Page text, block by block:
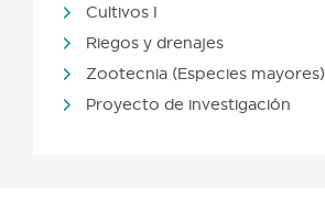
Cultivos I
Riegos y drenajes
Zootecnia (Especies mayores)
Proyecto de investigación